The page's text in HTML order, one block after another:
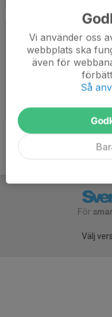
2025-05-25 | 192 st
För
Välj
Vi använder oss
webbplats ska
även för
Så